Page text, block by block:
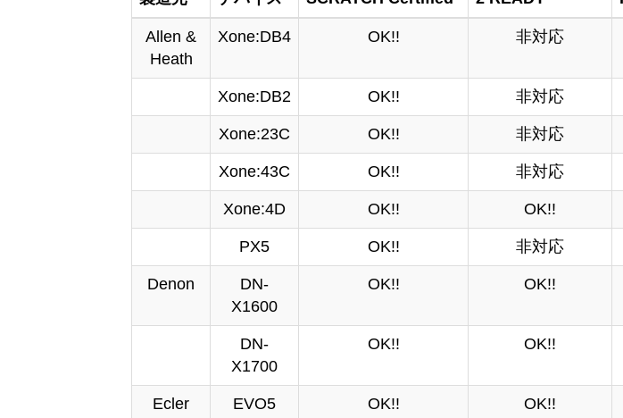
Allen &
Heath
Xone:DB4 OK!! 非対応
Xone:DB2 OK!! 非対応
Xone:23C OK!! 非対応
Xone:43C OK!! 非対応
Xone:4D OK!! OK!!
PX5 OK!! 非対応
Denon
DN-
X1600
OK!! OK!!
DN-
X1700
OK!! OK!!
Ecler EVO5 OK!! OK!!